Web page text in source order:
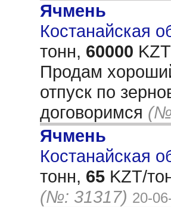
Ячмень
Костанайская
тонн, 60000
Продам
отпуск по
договоримся
Ячмень
Костанайская
тонн, 65 KZT/
(№: 31317) 20-